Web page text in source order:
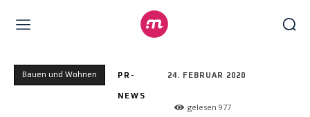
Bauen und Wohnen PR-
NEWS
24. FEBRUAR 2020
gelesen 977